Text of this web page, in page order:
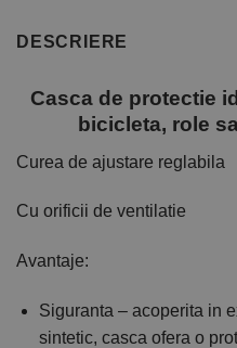
DESCRIERE
Casca de protectie
bicicleta, role
Curea de ajustare reglabila
Cu orificii de ventilatie
Avantaje:
Siguranta – acoperita in
sintetic, casca ofera o